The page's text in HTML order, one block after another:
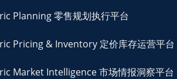
Planning 零售规划执行平台
Pricing & Inventory 定价库存运营平台
Market Intelligence 市场情报洞察平台